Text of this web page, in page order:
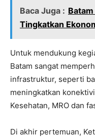
Baca Juga :
Tingkatkan
Untuk mendukung
Batam sangat
infrastruktur, seperti
meningkatkan
Kesehatan, MRO dan
Di akhir pertemuan,